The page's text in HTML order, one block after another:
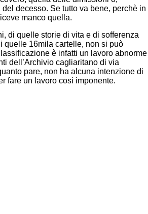
decesso. Se tutto va bene, perchè in
manco quella.
di quelle storie di vita e di sofferenza
quelle 16mila cartelle, non si può
è infatti un lavoro abnorme
dell’Archivio cagliaritano di via
pare, non ha alcuna intenzione di
fare un lavoro così imponente.